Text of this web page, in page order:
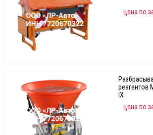
цена по
реагентов
IX
цена по